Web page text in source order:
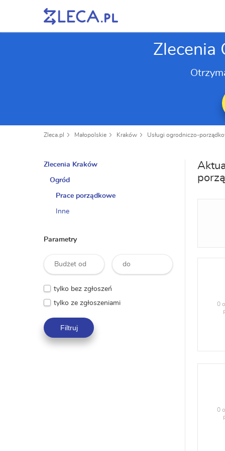
Zlecenia
Zleca.pl Małopolskie Kraków Usługi ogrodniczo-
0
0
Zlecenia Kraków
Ogród
Prace porządkowe
Inne
Parametry
tylko bez zgłoszeń
tylko ze zgłoszeniami
Filtruj